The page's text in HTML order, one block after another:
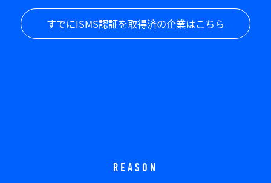
すでにISMS認証を取得済の企業はこちら
REASON